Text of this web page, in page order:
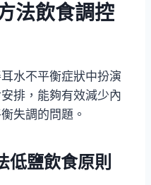
法飲食調控
水不平衡症狀中扮演
排，能夠有效減少內
失調的問題。
低鹽飲食原則